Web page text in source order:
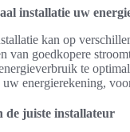
installatie uw
kan op
van goedkopere
te
uw energierekening,
de juiste installateur